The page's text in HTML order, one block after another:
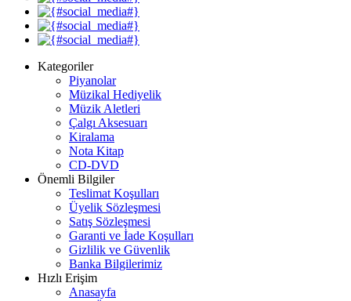
Kategoriler
Piyanolar
Müzikal Hediyelik
Müzik Aletleri
Çalgı Aksesuarı
Kiralama
Nota Kitap
CD-DVD
Önemli Bilgiler
Teslimat Koşulları
Üyelik Sözleşmesi
Satış Sözleşmesi
Garanti ve İade Koşulları
Gizlilik ve Güvenlik
Banka Bilgilerimiz
Hızlı Erişim
Anasayfa